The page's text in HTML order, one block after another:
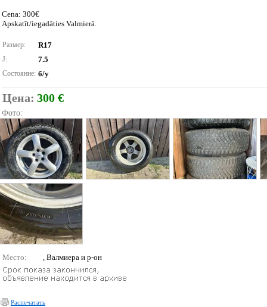
Cena: 300€
Apskatīt/iegadāties Valmierā.
Размер: R17
J: 7.5
Состояние: б/у
Цена: 300 €
Фото:
Место: , Валмиера и р-он
Распечатать